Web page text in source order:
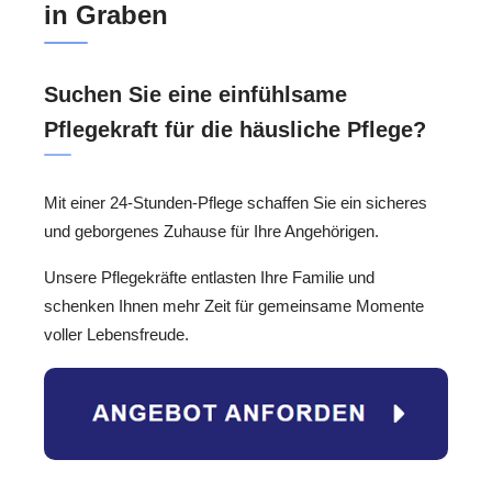
in Graben
Suchen Sie eine einfühlsame
Pflegekraft für die häusliche Pflege?
Mit einer 24-Stunden-Pflege schaffen Sie ein sicheres
und geborgenes Zuhause für Ihre Angehörigen.
Unsere Pflegekräfte entlasten Ihre Familie und
schenken Ihnen mehr Zeit für gemeinsame Momente
voller Lebensfreude.